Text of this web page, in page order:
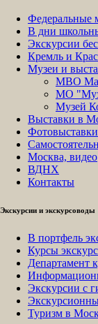
Федеральные
В дни
Экскурсии
Кремль и
Музеи и
МВО
МО
Музей
Выставки в
Фотовыставки
Москва, видео
ВДНХ
Контакты
Экскурсии и экскурсоводы
В портфель
Курсы
Департамент
Экскурсии с
Туризм в